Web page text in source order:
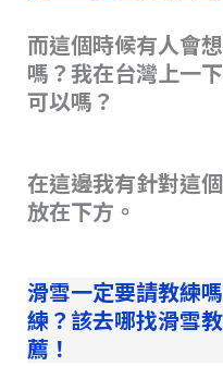
而這個時候有人會
嗎？我在台灣上一
可以嗎？
在這邊我有針對這
放在下方。
滑雪一定要請教練
練？該去哪找滑雪
薦！